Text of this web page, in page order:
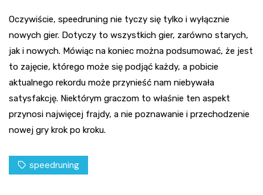
Oczywiście, speedruning nie tyczy się tylko i wyłącznie
nowych gier. Dotyczy to wszystkich gier, zarówno starych,
jak i nowych. Mówiąc na koniec można podsumować, że jest
to zajęcie, którego może się podjąć każdy, a pobicie
aktualnego rekordu może przynieść nam niebywała
satysfakcję. Niektórym graczom to właśnie ten aspekt
przynosi najwięcej frajdy, a nie poznawanie i przechodzenie
nowej gry krok po kroku.
speedruning